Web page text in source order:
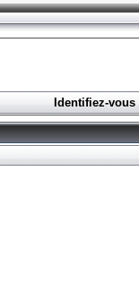
Identifiez-vous